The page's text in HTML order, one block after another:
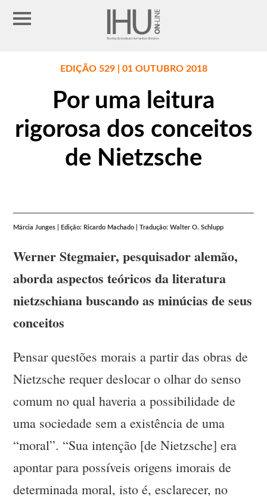
EDIÇÃO 529 | 01 OUTUBRO 2018
Por uma leitura
rigorosa dos conceitos
de Nietzsche
Márcia Junges | Edição: Ricardo Machado | Tradução: Walter O. Schlupp
Werner Stegmaier, pesquisador alemão,
aborda aspectos teóricos da literatura
nietzschiana buscando as minúcias de seus
conceitos
Pensar questões morais a partir das obras de
Nietzsche requer deslocar o olhar do senso
comum no qual haveria a possibilidade de
uma sociedade sem a existência de uma
“moral”. “Sua intenção [de Nietzsche] era
apontar para possíveis origens imorais de
determinada moral, isto é, esclarecer, no